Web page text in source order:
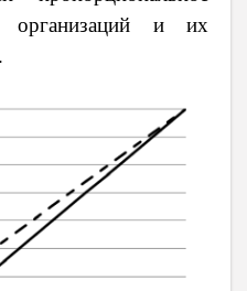
организаций и их